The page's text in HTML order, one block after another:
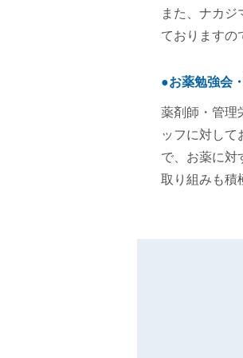
また、ナカジ
ておりますの
●お薬勉強会
薬剤師・管理
ッフに対して
で、お薬に対
取り組みも積